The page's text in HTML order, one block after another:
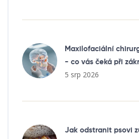
Maxilofaciální
- co vás čeká při
5 srp 2026
Jak odstranit psovi